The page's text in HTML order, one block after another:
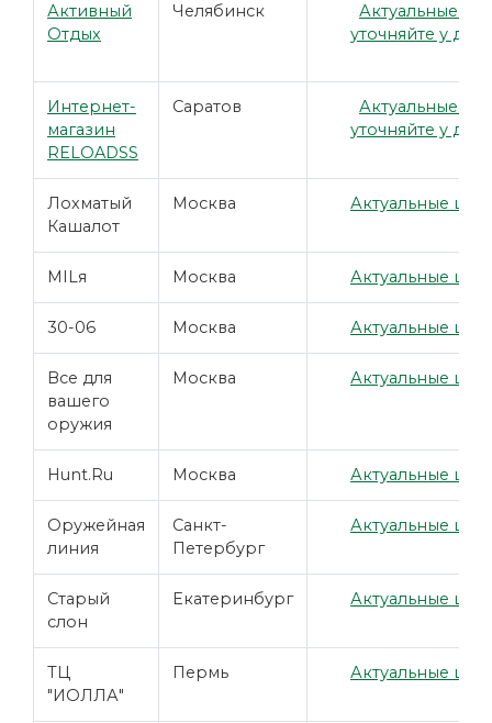
Активный
Отдых
Челябинск
Актуальные
уточняйте у
Интернет-
магазин
RELOADSS
Саратов
Актуальные
уточняйте у
Лохматый
Кашалот
Москва Актуальные
MILя Москва Актуальные
30-06 Москва Актуальные
Все для
вашего
оружия
Москва Актуальные
Hunt.Ru Москва Актуальные
Оружейная
линия
Санкт-
Петербург
Актуальные
Старый
слон
Екатеринбург Актуальные
ТЦ
"ИОЛЛА"
Пермь Актуальные